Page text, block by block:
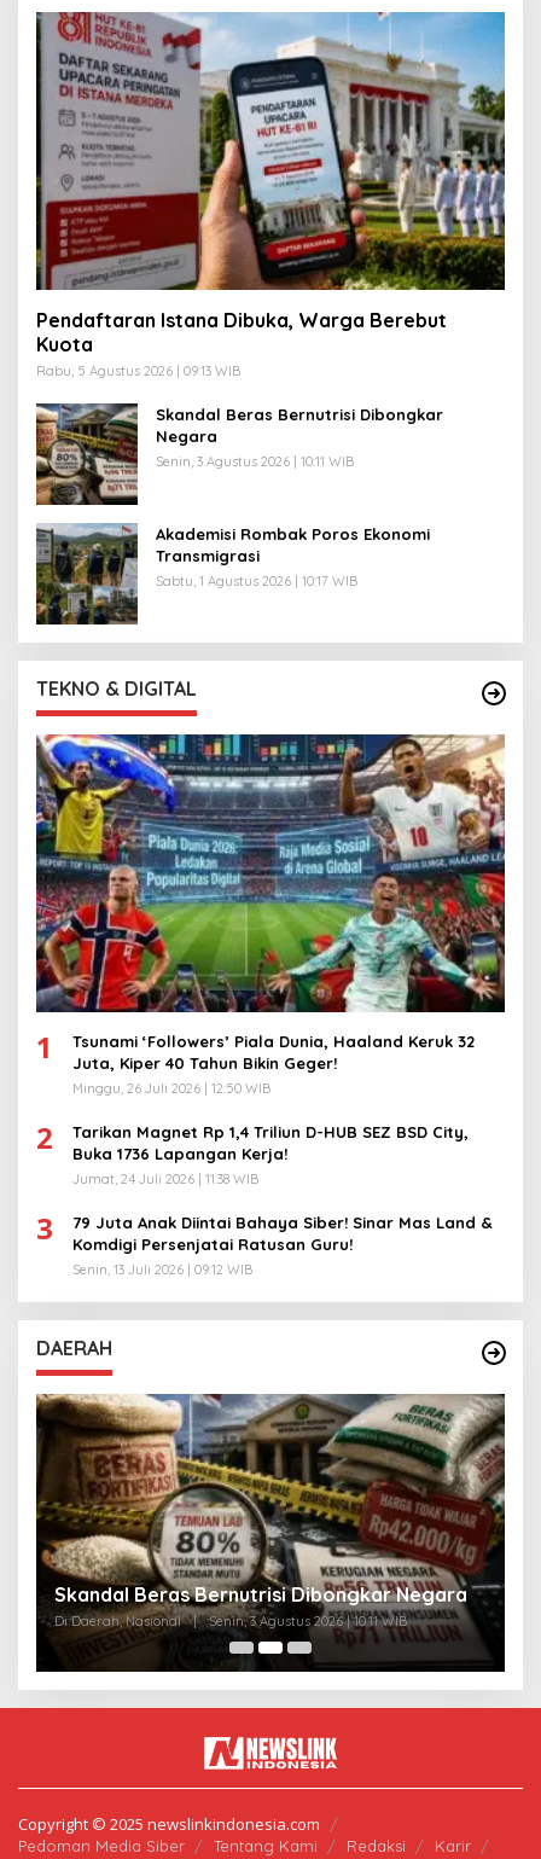
Pendaftaran Istana Dibuka, Warga Berebut
Kuota
Rabu, 5 Agustus 2026 | 09:13 WIB
Skandal Beras Bernutrisi Dibongkar
Negara
Senin, 3 Agustus 2026 | 10:11 WIB
Akademisi Rombak Poros Ekonomi
Transmigrasi
Sabtu, 1 Agustus 2026 | 10:17 WIB
TEKNO & DIGITAL
1
Tsunami ‘Followers’ Piala Dunia, Haaland Keruk 32
Juta, Kiper 40 Tahun Bikin Geger!
Minggu, 26 Juli 2026 | 12:50 WIB
2
Tarikan Magnet Rp 1,4 Triliun D-HUB SEZ BSD City,
Buka 1736 Lapangan Kerja!
Jumat, 24 Juli 2026 | 11:38 WIB
3
79 Juta Anak Diintai Bahaya Siber! Sinar Mas Land &
Komdigi Persenjatai Ratusan Guru!
Senin, 13 Juli 2026 | 09:12 WIB
DAERAH
Skandal Beras Bernutrisi Dibongkar Negara
Di Daerah, Nasional | Senin, 3 Agustus 2026 | 10:11 WIB
Copyright © 2025 newslinkindonesia.com
Pedoman Media Siber Tentang Kami Redaksi
Karir